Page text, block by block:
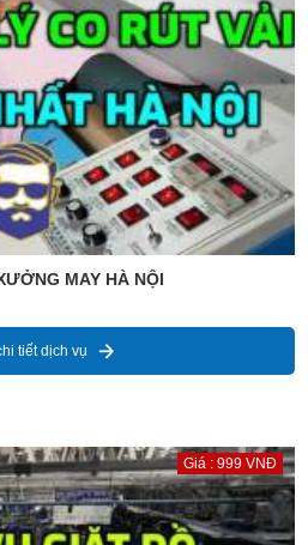
MAY HÀ NỘI
tiết dịch vụ
Giá : 999 VNĐ